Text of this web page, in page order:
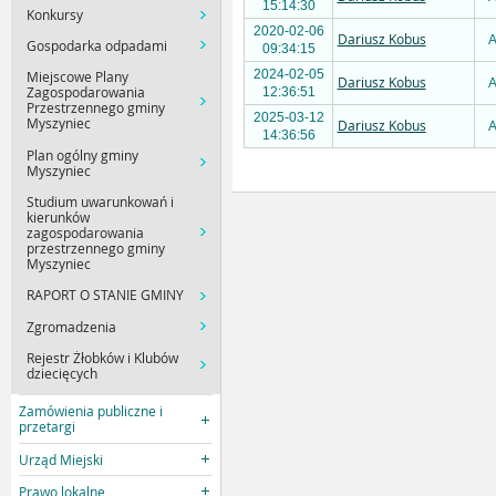
Konkursy
Gospodarka odpadami
Miejscowe Plany
Zagospodarowania
Przestrzennego gminy
Myszyniec
Plan ogólny gminy
Myszyniec
Studium uwarunkowań i
kierunków
zagospodarowania
przestrzennego gminy
Myszyniec
RAPORT O STANIE GMINY
Zgromadzenia
Rejestr Żłobków i Klubów
dziecięcych
Zamówienia publiczne i
przetargi
Urząd Miejski
Prawo lokalne
15:14:30
2020-02-06
09:34:15
Dariusz Kobus
2024-02-05
12:36:51
Dariusz Kobus
2025-03-12
14:36:56
Dariusz Kobus